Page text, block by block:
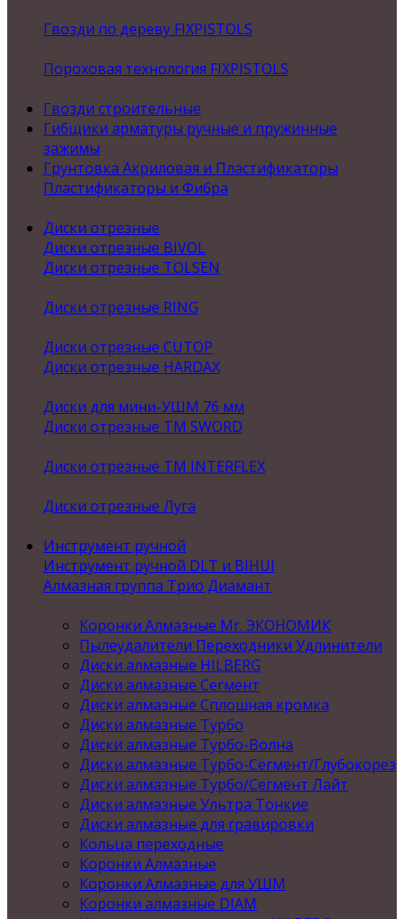
Гвозди по дереву FIXPISTOLS
Пороховая технология FIXPISTOLS
Гвозди строительные
Гибщики арматуры ручные и пружинные
зажимы
Грунтовка Акриловая и Пластификаторы
Пластификаторы и Фибра
Диски отрезные
Диски отрезные BIVOL
Диски отрезные TOLSEN
Диски отрезные RING
Диски отрезные CUTOP
Диски отрезные HARDAX
Диски для мини-УШМ 76 мм
Диски отрезные ТМ SWORD
Диски отрезные ТМ INTERFLEX
Диски отрезные Луга
Инструмент ручной
Инструмент ручной DLT и BIHUI
Алмазная группа Трио Диамант
Коронки Алмазные Mr. ЭКОНОМИК
Пылеудалители Переходники Удлинители
Диски алмазные HILBERG
Диски алмазные Сегмент
Диски алмазные Сплошная кромка
Диски алмазные Турбо
Диски алмазные Турбо-Волна
Диски алмазные Турбо-Сегмент/Глубокорез
Диски алмазные Турбо/Сегмент Лайт
Диски алмазные Ультра Тонкие
Диски алмазные для гравировки
Кольца переходные
Коронки Алмазные
Коронки Алмазные для УШМ
Коронки алмазные DIAM